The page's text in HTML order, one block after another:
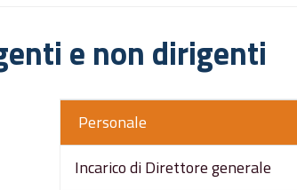
e non dirigenti
Personale
Incarico di Direttore generale